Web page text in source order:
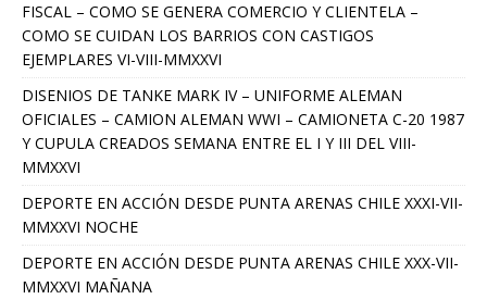
FISCAL – COMO SE GENERA COMERCIO Y CLIENTELA –
COMO SE CUIDAN LOS BARRIOS CON CASTIGOS
EJEMPLARES VI-VIII-MMXXVI
DISENIOS DE TANKE MARK IV – UNIFORME ALEMAN
OFICIALES – CAMION ALEMAN WWI – CAMIONETA C-20 1987
Y CUPULA CREADOS SEMANA ENTRE EL I Y III DEL VIII-
MMXXVI
DEPORTE EN ACCIÓN DESDE PUNTA ARENAS CHILE XXXI-VII-
MMXXVI NOCHE
DEPORTE EN ACCIÓN DESDE PUNTA ARENAS CHILE XXX-VII-
MMXXVI MAÑANA